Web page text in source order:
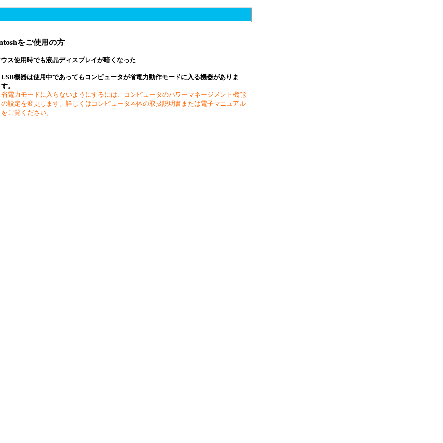
をご使用の方
ス使用時でも液晶ディスプレイが暗くなった
USB機器は使用中であってもコンピュータが省電力動作モードに入る機器がありま
す。
省電力モードに入らないようにするには、コンピュータのパワーマネージメント機能
の設定を変更します。詳しくはコンピュータ本体の取扱説明書または電子マニュアル
をご覧ください。